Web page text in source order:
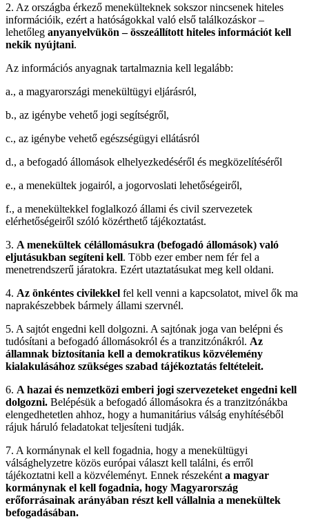
2. Az országba érkező menekülteknek sokszor nincsenek hiteles
információik, ezért a hatóságokkal való első találkozáskor –
lehetőleg anyanyelvükön – összeállított hiteles információt kell
nekik nyújtani.
Az információs anyagnak tartalmaznia kell legalább:
a., a magyarországi menekültügyi eljárásról,
b., az igénybe vehető jogi segítségről,
c., az igénybe vehető egészségügyi ellátásról
d., a befogadó állomások elhelyezkedéséről és megközelítéséről
e., a menekültek jogairól, a jogorvoslati lehetőségeiről,
f., a menekültekkel foglalkozó állami és civil szervezetek
elérhetőségeiről szóló közérthető tájékoztatást.
3. A menekültek célállomásukra (befogadó állomások) való
eljutásukban segíteni kell. Több ezer ember nem fér fel a
menetrendszerű járatokra. Ezért utaztatásukat meg kell oldani.
4. Az önkéntes civilekkel fel kell venni a kapcsolatot, mivel ők ma
naprakészebbek bármely állami szervnél.
5. A sajtót engedni kell dolgozni. A sajtónak joga van belépni és
tudósítani a befogadó állomásokról és a tranzitzónákról. Az
államnak biztosítania kell a demokratikus közvélemény
kialakulásához szükséges szabad tájékoztatás feltételeit.
6. A hazai és nemzetközi emberi jogi szervezeteket engedni kell
dolgozni. Belépésük a befogadó állomásokra és a tranzitzónákba
elengedhetetlen ahhoz, hogy a humanitárius válság enyhítéséből
rájuk háruló feladatokat teljesíteni tudják.
7. A kormánynak el kell fogadnia, hogy a menekültügyi
válsághelyzetre közös európai választ kell találni, és erről
tájékoztatni kell a közvéleményt. Ennek részeként a magyar
kormánynak el kell fogadnia, hogy Magyarország
erőforrásainak arányában részt kell vállalnia a menekültek
befogadásában.